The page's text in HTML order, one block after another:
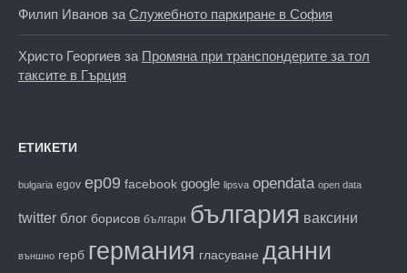
Филип Иванов за Служебното паркиране в София
Христо Георгиев за Промяна при транспондерите за тол
таксите в Гърция
ЕТИКЕТИ
bulgaria egov ep09 facebook google lipsva opendata open data
twitter блог борисов българи българия ваксини
външно герб германия гласуване данни